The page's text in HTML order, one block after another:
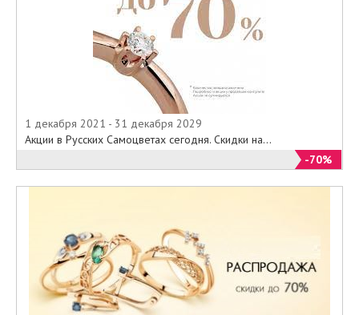
1 декабря 2021 - 31 декабря 2029
Акции в Русских Самоцветах сегодня. Скидки на...
-70%